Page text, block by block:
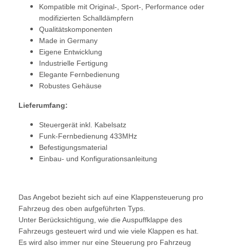
Kompatible mit Original-, Sport-, Performance oder
modifizierten Schalldämpfern
Qualitätskomponenten
Made in Germany
Eigene Entwicklung
Industrielle Fertigung
Elegante Fernbedienung
Robustes Gehäuse
Lieferumfang:
Steuergerät inkl. Kabelsatz
Funk-Fernbedienung 433MHz
Befestigungsmaterial
Einbau- und Konfigurationsanleitung
Das Angebot bezieht sich auf eine Klappensteuerung pro
Fahrzeug des oben aufgeführten Typs.
Unter Berücksichtigung, wie die Auspuffklappe des
Fahrzeugs gesteuert wird und wie viele Klappen es hat.
Es wird also immer nur eine Steuerung pro Fahrzeug